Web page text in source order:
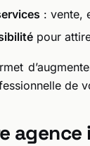
: vente,
pour
de